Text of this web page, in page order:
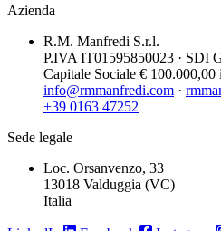
Azienda
R.M. Manfredi S.r.l.
P.IVA IT01595850023 · SDI
Capitale Sociale € 100.000,00
info@rmmanfredi.com ·
+39 0163 47252
Sede legale
Loc. Orsanvenzo, 33
13018 Valduggia (VC)
Italia